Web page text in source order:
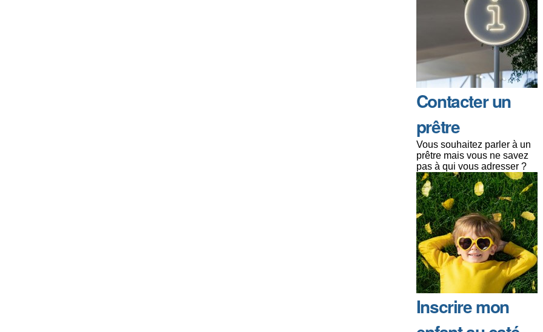
Contacter un
prêtre
Vous souhaitez parler à un
prêtre mais vous ne savez
pas à qui vous adresser ?
Inscrire mon